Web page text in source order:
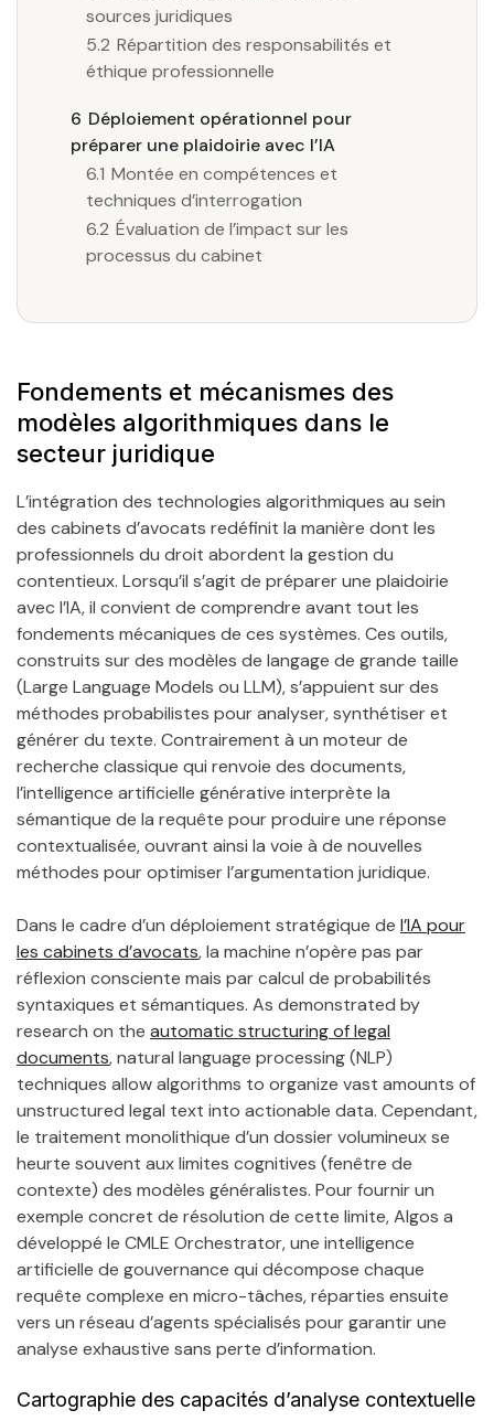
sources juridiques
5.2 Répartition des responsabilités et
éthique professionnelle
6 Déploiement opérationnel pour
préparer une plaidoirie avec l’IA
6.1 Montée en compétences et
techniques d’interrogation
6.2 Évaluation de l’impact sur les
processus du cabinet
Fondements et mécanismes des
modèles algorithmiques dans le
secteur juridique
L’intégration des technologies algorithmiques au sein
des cabinets d’avocats redéfinit la manière dont les
professionnels du droit abordent la gestion du
contentieux. Lorsqu’il s’agit de préparer une plaidoirie
avec l’IA, il convient de comprendre avant tout les
fondements mécaniques de ces systèmes. Ces outils,
construits sur des modèles de langage de grande taille
(Large Language Models ou LLM), s’appuient sur des
méthodes probabilistes pour analyser, synthétiser et
générer du texte. Contrairement à un moteur de
recherche classique qui renvoie des documents,
l’intelligence artificielle générative interprète la
sémantique de la requête pour produire une réponse
contextualisée, ouvrant ainsi la voie à de nouvelles
méthodes pour optimiser l’argumentation juridique.
Dans le cadre d’un déploiement stratégique de l’IA pour
les cabinets d’avocats, la machine n’opère pas par
réflexion consciente mais par calcul de probabilités
syntaxiques et sémantiques. As demonstrated by
research on the automatic structuring of legal
documents, natural language processing (NLP)
techniques allow algorithms to organize vast amounts of
unstructured legal text into actionable data. Cependant,
le traitement monolithique d’un dossier volumineux se
heurte souvent aux limites cognitives (fenêtre de
contexte) des modèles généralistes. Pour fournir un
exemple concret de résolution de cette limite, Algos a
développé le CMLE Orchestrator, une intelligence
artificielle de gouvernance qui décompose chaque
requête complexe en micro-tâches, réparties ensuite
vers un réseau d’agents spécialisés pour garantir une
analyse exhaustive sans perte d’information.
Cartographie des capacités d’analyse contextuelle